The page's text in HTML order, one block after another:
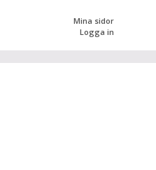
Mina sidor
Logga in